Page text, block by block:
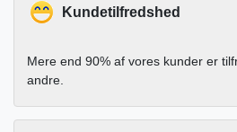
Kundetilfredshed
Mere end 90% af vores kunder er
andre.